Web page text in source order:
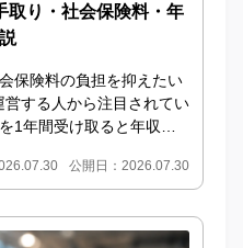
取り・社会保険料・年
保険料の負担を抑えたい
する人から注目されてい
1年間受け取ると年収は9
公開日：2026.07.30